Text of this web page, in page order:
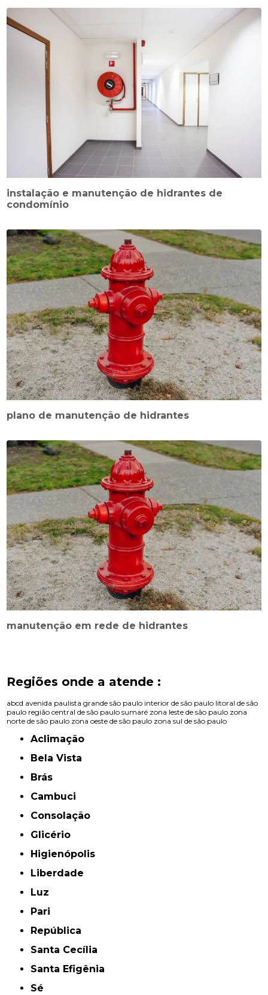
instalação e manutenção de hidrantes de
condomínio
plano de manutenção de hidrantes
manutenção em rede de hidrantes
Regiões onde a atende :
abcd avenida paulista grande são paulo interior de são paulo litoral de são
paulo região central de são paulo sumaré zona leste de são paulo zona
norte de são paulo zona oeste de são paulo zona sul de são paulo
Aclimação
Bela Vista
Brás
Cambuci
Consolação
Glicério
Higienópolis
Liberdade
Luz
Pari
República
Santa Cecília
Santa Efigênia
Sé